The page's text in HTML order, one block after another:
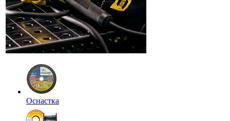
Оснастка